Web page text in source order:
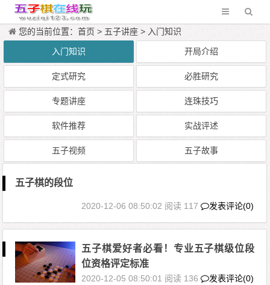
您的当前位置：首页 > 五子讲座 > 入门知识
入门知识 开局介绍
定式研究 必胜研究
专题讲座 连珠技巧
软件推荐 实战评述
五子视频 五子故事
五子棋的段位
2020-12-06 08:50:02 阅读 117 发表评论(0)
五子棋爱好者必看！专业五子棋级位段
位资格评定标准
2020-12-05 08:50:01 阅读 136 发表评论(0)